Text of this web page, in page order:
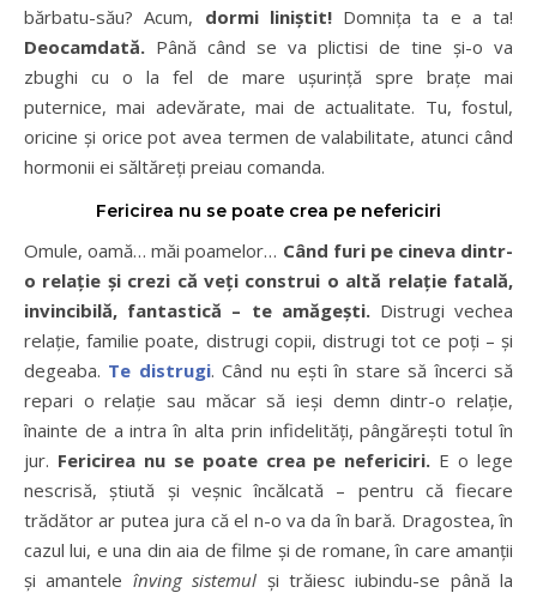
bărbatu-său? Acum, dormi liniștit!Domnița ta e a ta!
Deocamdată. Până când se va plictisi de tine și-o va
zbughi cu o la fel de mare ușurință spre brațe mai
puternice, mai adevărate, mai de actualitate. Tu, fostul,
oricine și orice pot avea termen de valabilitate, atunci când
hormonii ei săltăreți preiau comanda.
Fericirea nu se poate crea pe nefericiri
Omule, oamă… măi poamelor… Când furi pe cineva dintr-
o relație și crezi că veți construi o altă relație fatală,
invincibilă, fantastică – te amăgești.Distrugi vechea
relație, familie poate, distrugi copii, distrugi tot ce poți – și
degeaba. Te distrugi. Când nu ești în stare să încerci să
repari o relație sau măcar să ieși demn dintr-o relație,
înainte de a intra în alta prin infidelități, pângărești totul în
jur. Fericirea nu se poate crea pe nefericiri. E o lege
nescrisă, știută și veșnic încălcată – pentru că fiecare
trădător ar putea jura că el n-o va da în bară. Dragostea, în
cazul lui, e una din aia de filme și de romane, în care amanții
și amantele înving sistemul și trăiesc iubindu-se până la